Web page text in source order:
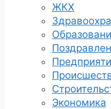
ЖКХ
Экономика